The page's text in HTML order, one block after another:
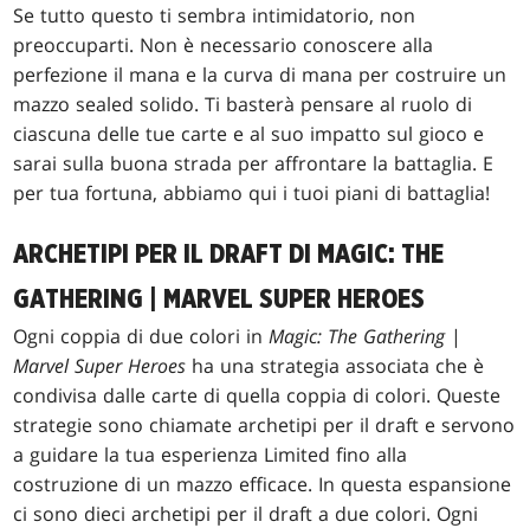
Se tutto questo ti sembra intimidatorio, non
preoccuparti. Non è necessario conoscere alla
perfezione il mana e la curva di mana per costruire un
mazzo sealed solido. Ti basterà pensare al ruolo di
ciascuna delle tue carte e al suo impatto sul gioco e
sarai sulla buona strada per affrontare la battaglia. E
per tua fortuna, abbiamo qui i tuoi piani di battaglia!
ARCHETIPI PER IL DRAFT DI MAGIC: THE
GATHERING | MARVEL SUPER HEROES
Ogni coppia di due colori inMagic: The Gathering|
Marvel Super Heroes ha una strategia associata che è
condivisa dalle carte di quella coppia di colori. Queste
strategie sono chiamate archetipi per il draft e servono
a guidare la tua esperienza Limited fino alla
costruzione di un mazzo efficace. In questa espansione
ci sono dieci archetipi per il draft a due colori. Ogni